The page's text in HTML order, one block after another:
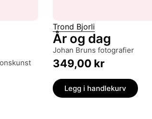
Trond Bjorli
År og dag
Johan Bruns fotografier
349,00 kr
Legg i handlekurv